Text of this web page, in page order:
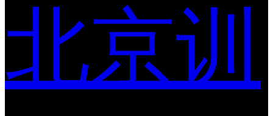
北京训